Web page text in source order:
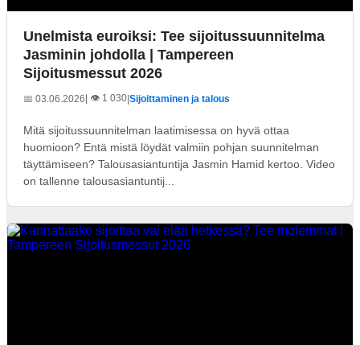
Unelmista euroiksi: Tee sijoitussuunnitelma
Jasminin johdolla | Tampereen
Sijoitusmessut 2026
📅 03.06.2026| 👁️ 1 030 Sijoittaminen ja talous
Mitä sijoitussuunnitelman laatimisessa on hyvä ottaa
huomioon? Entä mistä löydät valmiin pohjan suunnitelman
täyttämiseen? Talousasiantuntija Jasmin Hamid kertoo. Video
on tallenne talousasiantuntij...